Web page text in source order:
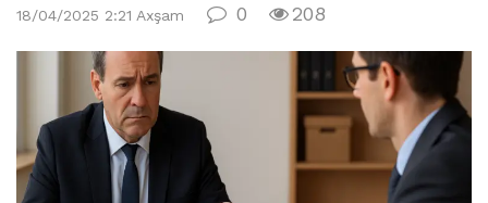
18/04/2025 2:21 Axşam 0 208